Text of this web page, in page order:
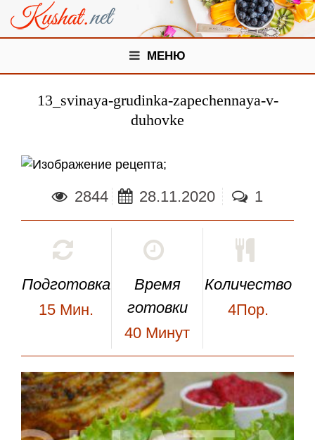
МЕНЮ
13_svinaya-grudinka-zapechennaya-v-
duhovke
;
2844 28.11.2020 1
Подготовка
15 Мин.
Время
готовки
40 Минут
Количество
4Пор.